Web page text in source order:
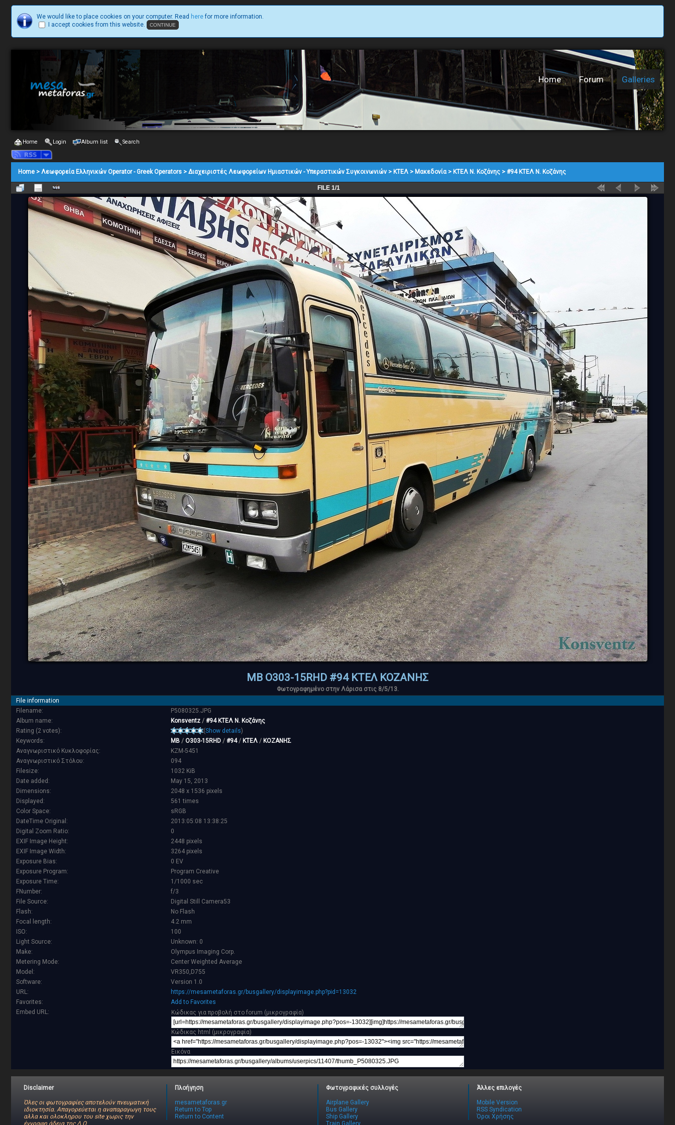
We would like to place cookies on your computer. Read here for more information.
I accept cookies from this website.
Home Forum Galleries
Home Login Album list Search
Home > Λεωφορεία Ελληνικών Operator - Greek Operators > Διαχειριστές Λεωφορείων Ημιαστικών - Υπεραστικών Συγκοινωνιών > ΚΤΕΛ > Μακεδονία> ΚΤΕΛ Ν. Κοζάνης > #94 ΚΤΕΛ Ν. Κοζάνης
FILE 1/1
MB O303-15RHD #94 ΚΤΕΛ ΚΟΖΑΝΗΣ
Φωτογραφημένο στην Λάρισα στις 8/5/13.
File information
Filename:
P5080325.JPG
Album name:
Konsventz / #94 ΚΤΕΛ Ν. Κοζάνης
Rating (2 votes):
(Show details)
Keywords:
MB / O303-15RHD / #94/ ΚΤΕΛ / ΚΟΖΑΝΗΣ
Αναγνωριστικό Κυκλοφορίας:
KZM-5451
Αναγνωριστικό Στόλου:
094
Filesize:
1032 KiB
Date added:
May 15, 2013
Dimensions:
2048 x 1536 pixels
Displayed:
561 times
Color Space:
sRGB
DateTime Original:
2013:05:08 13:38:25
Digital Zoom Ratio:
0
EXIF Image Height:
2448 pixels
EXIF Image Width:
3264 pixels
Exposure Bias:
0 EV
Exposure Program:
Program Creative
Exposure Time:
1/1000 sec
FNumber:
f/3
File Source:
Digital Still Camera53
Flash:
No Flash
Focal length:
4.2 mm
ISO:
100
Light Source:
Unknown: 0
Make:
Olympus Imaging Corp.
Metering Mode:
Center Weighted Average
Model:
VR350,D755
Software:
Version 1.0
URL:
https://mesametaforas.gr/busgallery/displayimage.php?pid=13032
Favorites:
Add to Favorites
Embed URL:
Κώδικας για προβολή στο forum (μικρογραφία)
Κώδικας html (μικρογραφία)
Εικόνα
Disclaimer
Όλες οι φωτογραφίες αποτελούν πνευματική
ιδιοκτησία. Απαγορεύεται η αναπαραγωγη τους
αλλα και ολοκληρου του site χωρις την
Πλοήγηση
mesametaforas.gr
Return to Top
Return to Content
Φωτογραφικές συλλογές
Airplane Gallery
Bus Gallery
Ship Gallery
Άλλες επιλογές
Mobile Version
RSS Syndication
Όροι Χρήσης